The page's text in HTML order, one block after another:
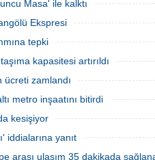
Masa' ile kalktı
Ekspresi
tepki
kapasitesi artırıldı
zamlandı
metro inşaatını bitirdi
kesişiyor
iddialarına yanıt
arası ulaşım 35 dakikada